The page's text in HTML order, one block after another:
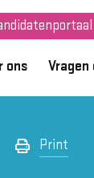
ons
Print